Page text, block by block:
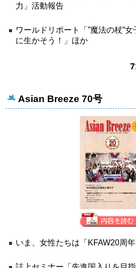
力」活動報告
ワールドリポート「”魔法の杖”
に生かそう！」ほか
Asian Breeze 70号
いま、女性たちは「KFAW20周年